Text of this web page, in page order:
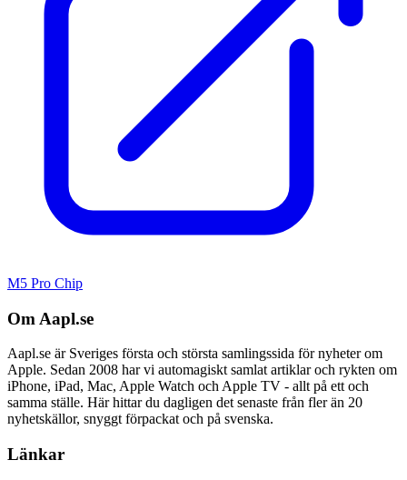
M5 Pro Chip
Om Aapl.se
Aapl.se är Sveriges första och största samlingssida för nyheter om
Apple. Sedan 2008 har vi automagiskt samlat artiklar och rykten om
iPhone, iPad, Mac, Apple Watch och Apple TV - allt på ett och
samma ställe. Här hittar du dagligen det senaste från fler än 20
nyhetskällor, snyggt förpackat och på svenska.
Länkar